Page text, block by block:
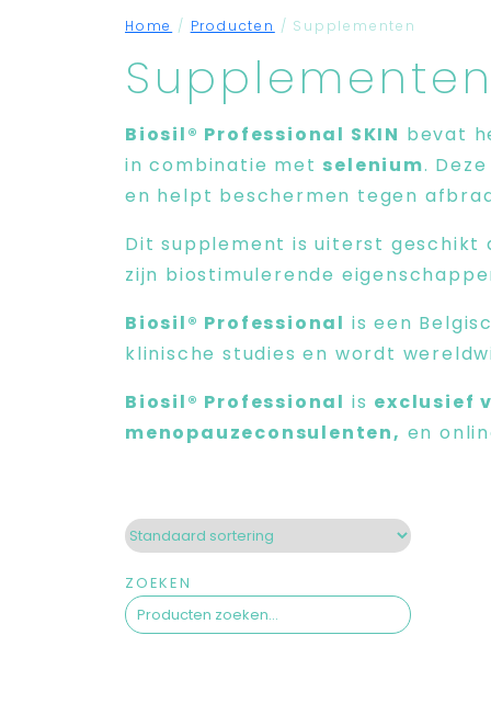
Home / Producten / Supplementen
Biosil® Professional SKIN bevat
in combinatie met selenium.
en helpt beschermen tegen
Dit supplement is uiterst
zijn biostimulerende
Biosil® Professional is een
klinische studies en wordt
Biosil® Professional is exclusief
menopauzeconsulenten, en
ZOEKEN